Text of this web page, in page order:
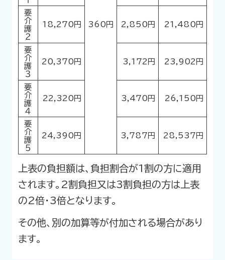
360円
要介護２ 18,270円 2,850円 21,480円
要介護３ 20,370円 3,172円 23,902円
要介護４ 22,320円 3,470円 26,150円
要介護５ 24,390円 3,787円 28,537円
上表の負担額は、負担割合が1割の方に適用
されます。2割負担又は3割負担の方は上表
の2倍・3倍となります。
その他、別の加算等が付加される場合があり
ます。